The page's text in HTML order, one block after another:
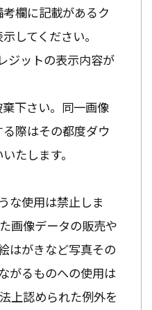
欄に記載があるク
してください。
ジットの表示内容が
下さい。同一画像
際はその都度ダウ
たします。
な使用は禁止しま
画像データの販売や
はがきなど写真その
がるものへの使用は
上認められた例外を